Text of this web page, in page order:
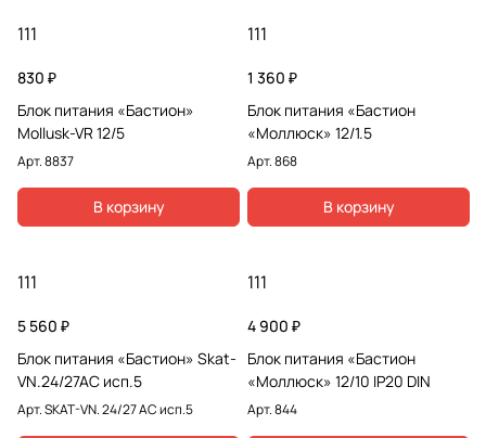
111
830 ₽
Блок питания «Бастион»
Mollusk-VR 12/5
Арт.8837
В корзину
111
1 360 ₽
Блок питания «Бастион
«Моллюск» 12/1.5
Арт.868
В корзину
111
5 560 ₽
Блок питания «Бастион» Skat-
VN.24/27AC исп.5
Арт.SKAT-VN. 24/27 АС исп.5
111
4 900 ₽
Блок питания «Бастион
«Моллюск» 12/10 IP20 DIN
Арт.844